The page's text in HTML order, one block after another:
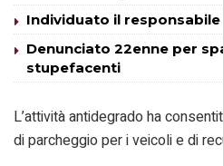
Individuato il
Denunciato 22enne per
stupefacenti
L’attività antidegrado ha
di parcheggio per i veicoli e di